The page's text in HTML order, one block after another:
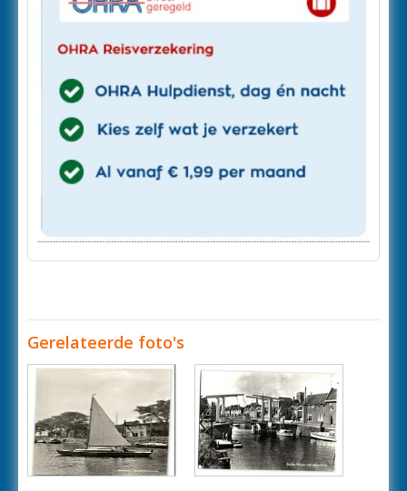
Gerelateerde foto's